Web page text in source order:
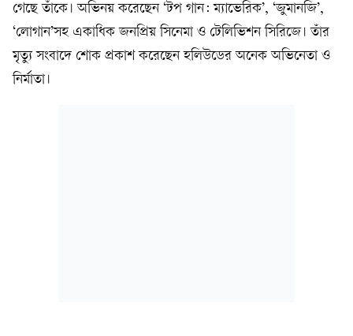
গেছে তাঁকে। অভিনয় করেছেন ‘টপ গান: ম্যাভেরিক’, ‘জুমানজি’,
‘লোগান’সহ একাধিক জনপ্রিয় সিনেমা ও টেলিভিশন সিরিজে। তাঁর
মৃত্যু সংবাদে শোক প্রকাশ করেছেন হলিউডের অনেক অভিনেতা ও
নির্মাতা।